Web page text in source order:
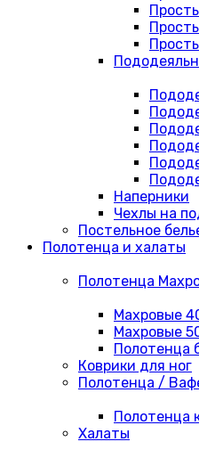
Наперники
Чехлы на
Постельное
Полотенца и халаты
Полотенца
Махровые
Махровые
Полотенца
Коврики для ног
Полотенца /
Полотенца
Халаты